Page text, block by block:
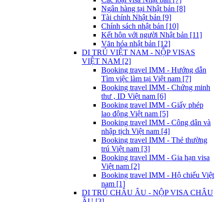
Ngân hàng tại Nhật bản [8]
Tài chính Nhật bản [9]
Chính sách nhật bản [10]
Kết hôn với người Nhật bản [11]
Văn hóa nhật bản [12]
DI TRÚ VIỆT NAM - NỘP VISAS
VIỆT NAM [2]
Booking travel IMM - Hướng dẫn
Tìm việc làm tại Việt nam [7]
Booking travel IMM - Chứng minh
thư , ID Việt nam [6]
Booking travel IMM - Giấy phép
lao động Việt nam [5]
Booking travel IMM - Công dân và
nhập tịch Việt nam [4]
Booking travel IMM - Thẻ thường
trú Việt nam [3]
Booking travel IMM - Gia hạn visa
Việt nam [2]
Booking travel IMM - Hộ chiếu Việt
nam [1]
DI TRÚ CHÂU ÂU - NỘP VISA CHÂU